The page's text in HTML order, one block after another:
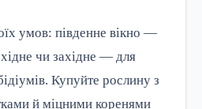
умов: південне вікно —
чи західне — для
Купуйте рослину з
й міцними коренями